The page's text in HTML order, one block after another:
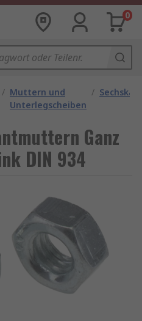
0
/ Muttern und
Unterlegscheiben
/
Ganz
DIN 934